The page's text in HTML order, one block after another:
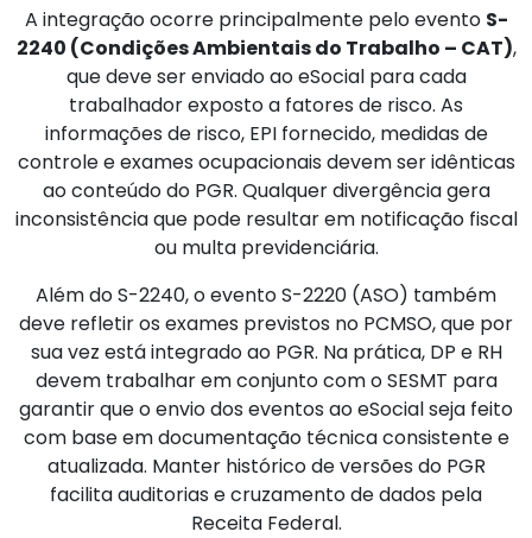
A integração ocorre principalmente pelo evento S-
2240 (Condições Ambientais do Trabalho – CAT),
que deve ser enviado ao eSocial para cada
trabalhador exposto a fatores de risco. As
informações de risco, EPI fornecido, medidas de
controle e exames ocupacionais devem ser idênticas
ao conteúdo do PGR. Qualquer divergência gera
inconsistência que pode resultar em notificação fiscal
ou multa previdenciária.
Além do S-2240, o evento S-2220 (ASO) também
deve refletir os exames previstos no PCMSO, que por
sua vez está integrado ao PGR. Na prática, DP e RH
devem trabalhar em conjunto com o SESMT para
garantir que o envio dos eventos ao eSocial seja feito
com base em documentação técnica consistente e
atualizada. Manter histórico de versões do PGR
facilita auditorias e cruzamento de dados pela
Receita Federal.